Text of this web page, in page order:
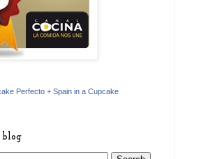
Perfecto + Spain in a Cupcake
blog